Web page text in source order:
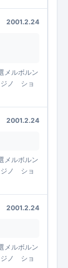
2001.2.24
メルボルン
ノ ショ
2001.2.24
メルボルン
ノ ショ
2001.2.24
メルボルン
ノ ショ